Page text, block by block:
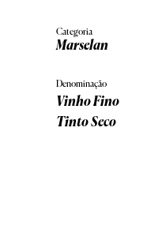
Categoria
Marselan
Denominação
Vinho Fino
Tinto Seco